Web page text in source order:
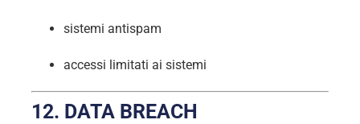
sistemi antispam
accessi limitati ai sistemi
12. DATA BREACH